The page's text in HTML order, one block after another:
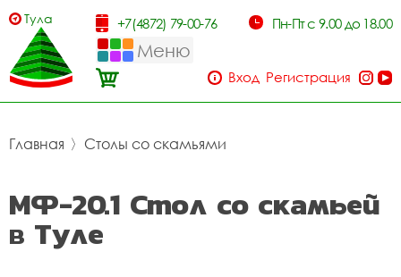
Тула +7(4872) 79-00-76 Пн-Пт с 9.00 до 18.00
Меню
Вход Регистрация
Главная 〉 Столы со скамьями
МФ-20.1 Стол со скамьей
в Туле